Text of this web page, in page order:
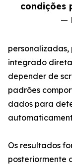
condições
—
integrado
depender de
padrões
dados para
Os resultados
posteriormente